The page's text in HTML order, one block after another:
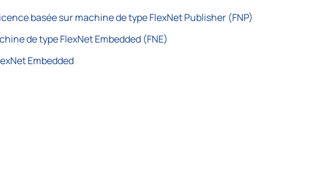
basée sur machine de type FlexNet Publisher (FNP)
de type FlexNet Embedded (FNE)
Embedded